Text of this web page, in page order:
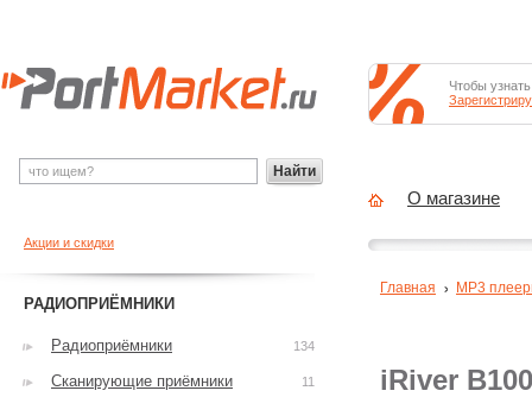
iRiver
Главная MP3
Акции и скидки
РАДИОПРИЁМНИКИ
Радиоприёмники 134
Сканирующие приёмники 11
Найти
Чтобы
О магазине